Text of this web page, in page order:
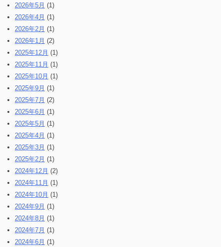
2026年5月 (1)
2026年4月 (1)
2026年2月 (1)
2026年1月 (2)
2025年12月 (1)
2025年11月 (1)
2025年10月 (1)
2025年9月 (1)
2025年7月 (2)
2025年6月 (1)
2025年5月 (1)
2025年4月 (1)
2025年3月 (1)
2025年2月 (1)
2024年12月 (2)
2024年11月 (1)
2024年10月 (1)
2024年9月 (1)
2024年8月 (1)
2024年7月 (1)
2024年6月 (1)